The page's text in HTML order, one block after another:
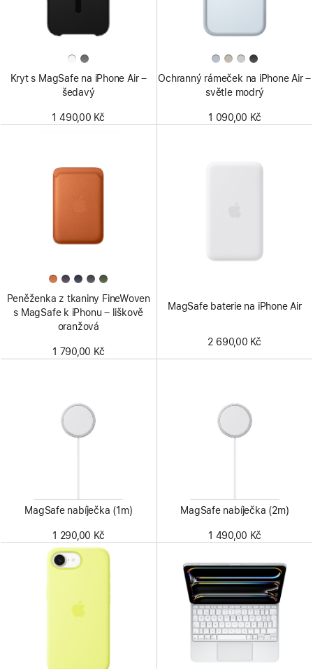
Kryt s MagSafe na iPhone Air –
šedavý
1 490,00 Kč
Ochranný rámeček na iPhone Air –
světle modrý
1 090,00 Kč
Peněženka z tkaniny FineWoven
s MagSafe k iPhonu – liškově
oranžová
1 790,00 Kč
MagSafe baterie na iPhone Air
2 690,00 Kč
MagSafe nabíječka (1m)
1 290,00 Kč
MagSafe nabíječka (2m)
1 490,00 Kč